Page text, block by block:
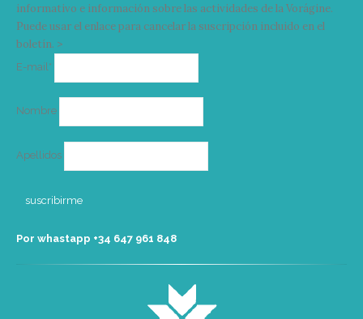
informativo e información sobre las actividades de la Vorágine.
Puede usar el enlace para cancelar la suscripción incluido en el
boletín. >
E-mail*
Nombre
Apellidos
Por whastapp +34 ‭647 961 848‬